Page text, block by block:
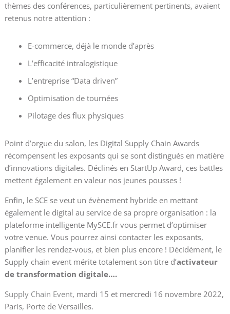
thèmes des conférences, particulièrement pertinents, avaient
retenus notre attention :
E-commerce, déjà le monde d’après
L’efficacité intralogistique
L’entreprise “Data driven”
Optimisation de tournées
Pilotage des flux physiques
Point d’orgue du salon, les Digital Supply Chain Awards
récompensent les exposants qui se sont distingués en matière
d’innovations digitales. Déclinés en StartUp Award, ces battles
mettent également en valeur nos jeunes pousses !
Enfin, le SCE se veut un évènement hybride en mettant
également le digital au service de sa propre organisation : la
plateforme intelligente MySCE.fr vous permet d’optimiser
votre venue. Vous pourrez ainsi contacter les exposants,
planifier les rendez-vous, et bien plus encore ! Décidément, le
Supply chain event mérite totalement son titre d’activateur
de transformation digitale….
Supply Chain Event, mardi 15 et mercredi 16 novembre 2022,
Paris, Porte de Versailles.